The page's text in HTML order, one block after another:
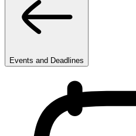
Events and Deadlines